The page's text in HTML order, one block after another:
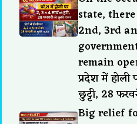
state,
2nd, 3rd
remain
प्रदेश में होली
छुट्टी, 28
Big relief